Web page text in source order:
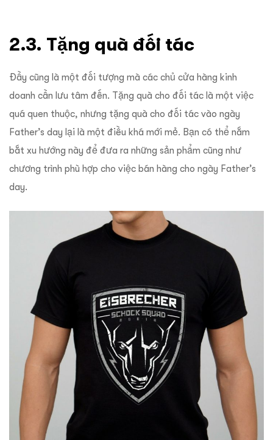
2.3. Tặng quà đối tác
Đầy cũng là một đối tượng mà các chủ cửa hàng kinh
doanh cần lưu tâm đến. Tặng quà cho đối tác là một việc
quá quen thuộc, nhưng tặng quà cho đối tác vào ngày
Father’s day lại là một điều khá mới mẻ. Bạn có thể nắm
bắt xu hướng này để đưa ra những sản phẩm cũng như
chương trình phù hợp cho việc bán hàng cho ngày Father’s
day.